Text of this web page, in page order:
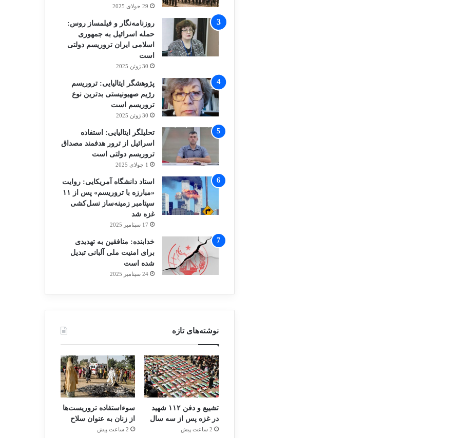
29 جولای 2025
روزنامه‌نگار و فیلمساز روس:
حمله اسرائیل به جمهوری
اسلامی ایران تروریسم دولتی
است
30 ژوئن 2025
پژوهشگر ایتالیایی: تروریسم
رژیم صهیونیستی بدترین نوع
تروریسم است
30 ژوئن 2025
تحلیلگر ایتالیایی: استفاده
اسرائیل از ترور هدفمند مصداق
تروریسم دولتی است
1 جولای 2025
استاد دانشگاه آمریکایی: روایت
«مبارزه با تروریسم» پس از ۱۱
سپتامبر زمینه‌ساز نسل‌کشی
غزه شد
17 سپتامبر 2025
خدابنده: منافقین به تهدیدی
برای امنیت ملی آلبانی تبدیل
شده است
24 سپتامبر 2025
نوشته‌های تازه
تشییع و دفن ۱۱۲ شهید
در غزه پس از سه سال
2 ساعت پیش
سوءاستفاده تروریست‌ها
از زنان به عنوان سلاح
2 ساعت پیش